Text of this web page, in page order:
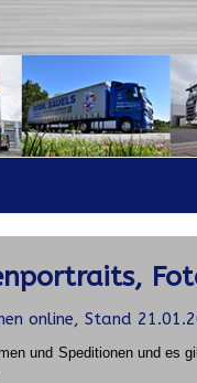
online, Stand
und Speditionen und es